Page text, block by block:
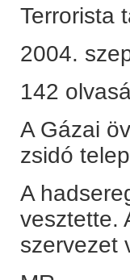
Terrorista
2004.
142
A Gázai
zsidó
A
vesztette.
szervezet